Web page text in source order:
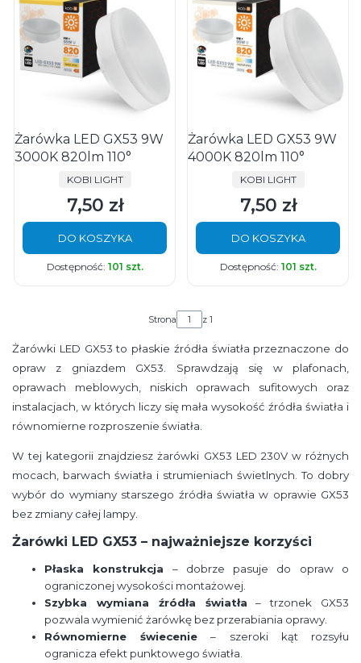
Żarówka LED GX53 9W
3000K 820lm 110°
PRODUCENT
KOBI LIGHT
Cena
7,50 zł
DO KOSZYKA
Dostępność: 101 szt.
Żarówka LED GX53 9W
4000K 820lm 110°
PRODUCENT
KOBI LIGHT
Cena
7,50 zł
DO KOSZYKA
Dostępność: 101 szt.
Strona z 1
Żarówki LED GX53 to płaskie źródła światła przeznaczone do
opraw z gniazdem GX53. Sprawdzają się w plafonach,
oprawach meblowych, niskich oprawach sufitowych oraz
instalacjach, w których liczy się mała wysokość źródła światła i
równomierne rozproszenie światła.
W tej kategorii znajdziesz żarówki GX53 LED 230V w różnych
mocach, barwach światła i strumieniach świetlnych. To dobry
wybór do wymiany starszego źródła światła w oprawie GX53
bez zmiany całej lampy.
Żarówki LED GX53 – najważniejsze korzyści
Płaska konstrukcja – dobrze pasuje do opraw o
ograniczonej wysokości montażowej.
Szybka wymiana źródła światła – trzonek GX53
pozwala wymienić żarówkę bez przerabiania oprawy.
Równomierne świecenie – szeroki kąt rozsyłu
ogranicza efekt punktowego światła.